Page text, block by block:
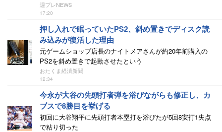
週プレNEWS
17:20
押し入れで眠っていたPS2、斜め置きでディスク読
み込みが復活した理由
元ゲームショップ店長のナイトメアさんが約20年前購入の
PS2を斜め置きで起動させたという
おたくま経済新聞
12:34
今永が大谷の先頭打者弾を浴びながらも修正し、カ
ブスで8勝目を挙げる
初回に大谷翔平に先頭打者本塁打を浴びたが5回8安打1失点
で粘り切った